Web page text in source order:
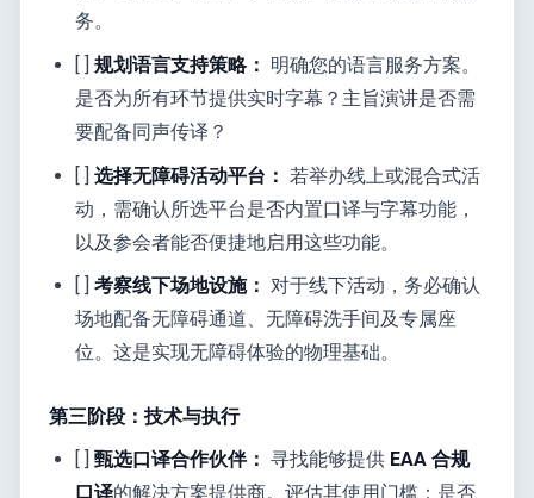
务。
[ ]规划语言支持策略： 明确您的语言服务方案。
是否为所有环节提供实时字幕？主旨演讲是否需
要配备同声传译？
[ ]选择无障碍活动平台： 若举办线上或混合式活
动，需确认所选平台是否内置口译与字幕功能，
以及参会者能否便捷地启用这些功能。
[ ]考察线下场地设施： 对于线下活动，务必确认
场地配备无障碍通道、无障碍洗手间及专属座
位。这是实现无障碍体验的物理基础。
第三阶段：技术与执行
[ ]甄选口译合作伙伴： 寻找能够提供 EAA 合规
口译的解决方案提供商。评估其使用门槛：是否